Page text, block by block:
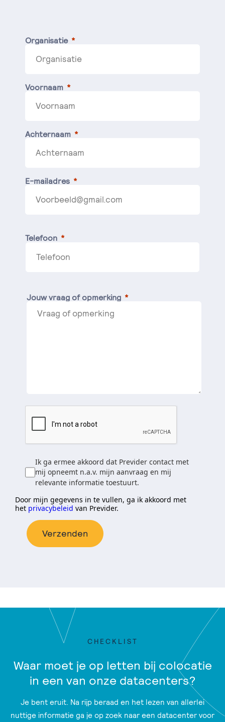
Organisatie
Voornaam
Achternaam
E-mailadres
Telefoon
Jouw vraag of opmerking
Ik ga ermee akkoord dat Previder contact met
mij opneemt n.a.v. mijn aanvraag en mij
relevante informatie toestuurt.
Door mijn gegevens in te vullen, ga ik akkoord met
het privacybeleid van Previder.
Verzenden
CHECKLIST
Waar moet je op letten bij colocatie
in een van onze datacenters?
Je bent eruit. Na rijp beraad en het lezen van allerlei
nuttige informatie ga je op zoek naar een datacenter voor